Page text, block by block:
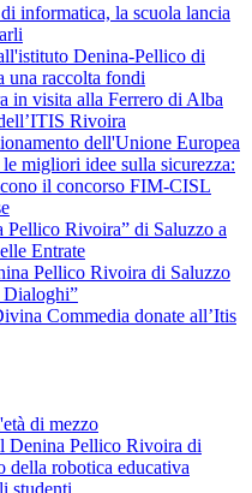
informatica, la scuola lancia
Denina-Pellico di
una raccolta fondi
in visita alla Ferrero di Alba
Rivoira
dell'Unione Europea
migliori idee sulla sicurezza:
il concorso FIM-CISL
Pellico Rivoira” di Saluzzo a
Entrate
Pellico Rivoira di Saluzzo
Dialoghi”
Commedia donate all’Itis
di mezzo
Denina Pellico Rivoira di
della robotica educativa